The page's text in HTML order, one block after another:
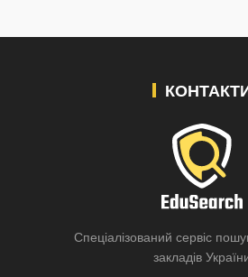
Спеціалізований сервіс
закладів